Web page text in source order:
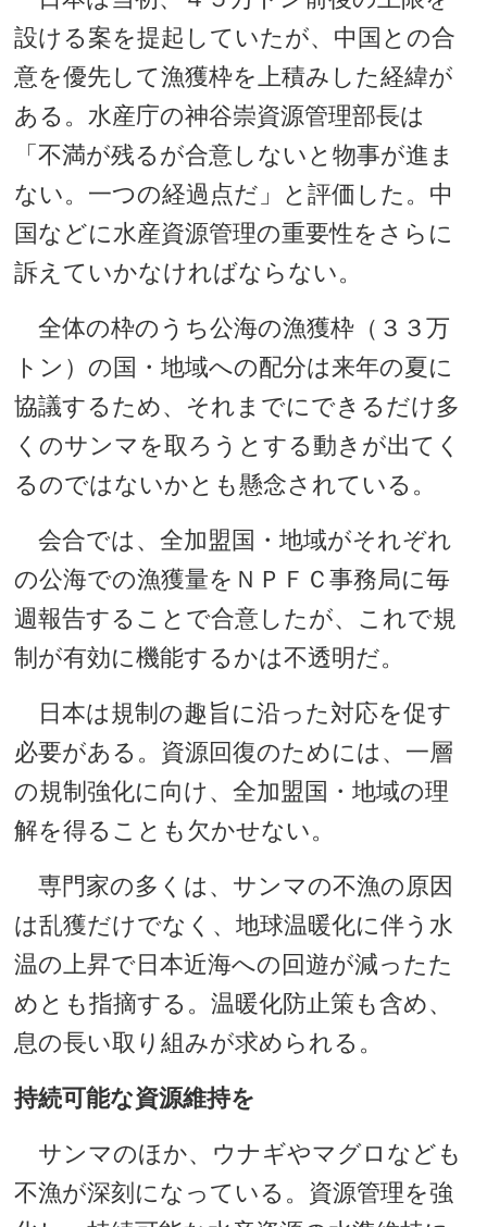
設ける案を提起していたが、中国との合
意を優先して漁獲枠を上積みした経緯が
ある。水産庁の神谷崇資源管理部長は
「不満が残るが合意しないと物事が進ま
ない。一つの経過点だ」と評価した。中
国などに水産資源管理の重要性をさらに
訴えていかなければならない。
全体の枠のうち公海の漁獲枠（３３万
トン）の国・地域への配分は来年の夏に
協議するため、それまでにできるだけ多
くのサンマを取ろうとする動きが出てく
るのではないかとも懸念されている。
会合では、全加盟国・地域がそれぞれ
の公海での漁獲量をＮＰＦＣ事務局に毎
週報告することで合意したが、これで規
制が有効に機能するかは不透明だ。
日本は規制の趣旨に沿った対応を促す
必要がある。資源回復のためには、一層
の規制強化に向け、全加盟国・地域の理
解を得ることも欠かせない。
専門家の多くは、サンマの不漁の原因
は乱獲だけでなく、地球温暖化に伴う水
温の上昇で日本近海への回遊が減ったた
めとも指摘する。温暖化防止策も含め、
息の長い取り組みが求められる。
持続可能な資源維持を
サンマのほか、ウナギやマグロなども
不漁が深刻になっている。資源管理を強